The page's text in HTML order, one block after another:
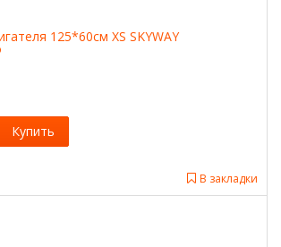
125*60см XS SKYWAY
В закладки
Купить